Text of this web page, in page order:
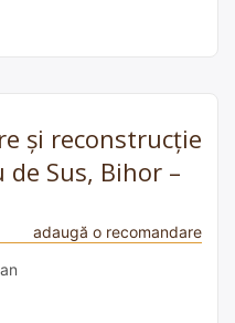
și reconstrucție
Sus, Bihor –
adaugă o recomandare